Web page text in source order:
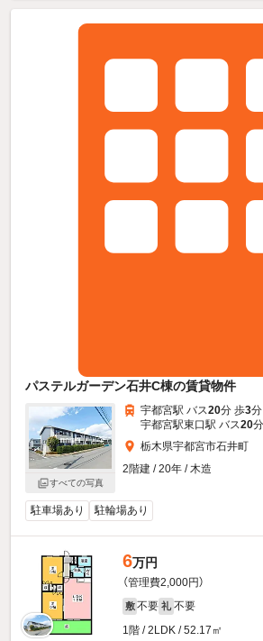
パステルガーデン石井C棟の賃貸物件
すべての写真
宇都宮駅 バス20分 歩3
宇都宮駅東口駅 バス20
栃木県宇都宮市石井町
2階建 / 20年 / 木造
駐車場あり 駐輪場あり
6万円
（管理費2,000円）
敷 不要 礼 不要
1階 / 2LDK / 52.17㎡